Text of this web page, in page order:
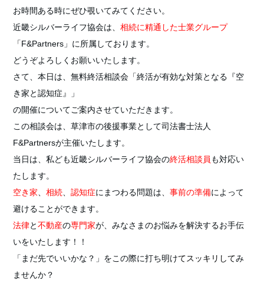
お時間ある時にぜひ覗いてみてください。
近畿シルバーライフ協会は、相続に精通した士業グループ
「F&Partners」に所属しております。
どうぞよろしくお願いいたします。
さて、本日は、無料終活相談会「終活が有効な対策となる『空
き家と認知症』」
の開催についてご案内させていただきます。
この相談会は、草津市の後援事業として司法書士法人
F&Partnersが主催いたします。
当日は、私ども近畿シルバーライフ協会の終活相談員 も対応い
たします。
空き家 、相続 、認知症にまつわる問題は、事前の準備によって
避けることができます。
法律と不動産の専門家が、みなさまのお悩みを解決するお手伝
いをいたします！！
「まだ先でいいかな？」をこの際に打ち明けてスッキリしてみ
ませんか？